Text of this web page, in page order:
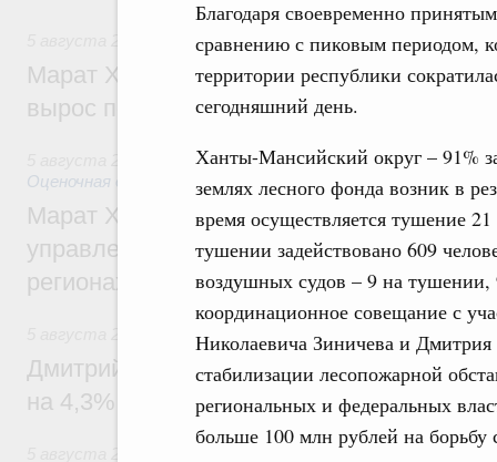
Благодаря своевременно
сравнению с пиковым периодом,
территории республики
сегодняшний день.
Ханты-Мансийский округ – 91%
землях лесного фонда возник в
время осуществляется тушение
тушении задействовано 609
воздушных судов – 9 на тушении,
координационное совещание с
Николаевича Зиничева и
стабилизации лесопожарной
региональных и федеральных
больше 100 млн рублей на
Национальный проект «Инфраструктура
Марат Хуснуллин: Ввод нежилых зданий
вырос почти на треть
Земельные отношения. Кадастровая
Оценочная деятельность
Марат Хуснуллин: По решению
управление «ДОМ.РФ» перейдёт более
регионах
Внутренний и въездной туризм
Дмитрий Чернышенко: Внутренний
на 4,3%, въездной – на 20,1%
Оборот бензина и дизельного топлива